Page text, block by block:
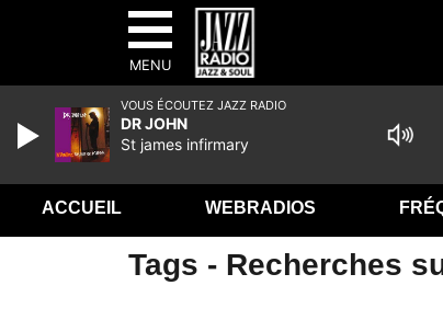
MENU
ACCUEIL WEBRADIOS
Tags - Recherches
VOUS ÉCOUTEZ JAZZ RADIO
DR JOHN
St james infirmary